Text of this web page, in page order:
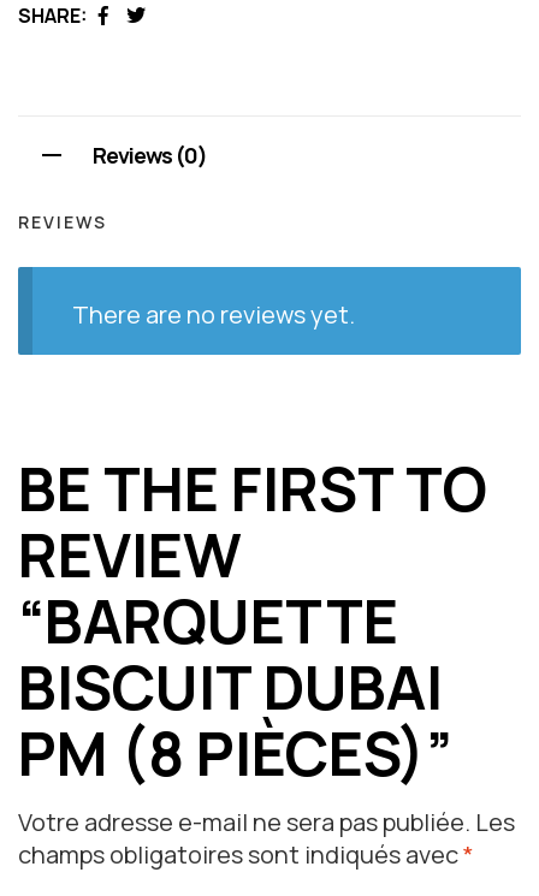
SHARE:
Facebook
Twitter
Reviews (0)
REVIEWS
There are no reviews yet.
BE THE FIRST TO
REVIEW
“BARQUETTE
BISCUIT DUBAI
PM (8 PIÈCES)”
Votre adresse e-mail ne sera pas publiée. Les
champs obligatoires sont indiqués avec*